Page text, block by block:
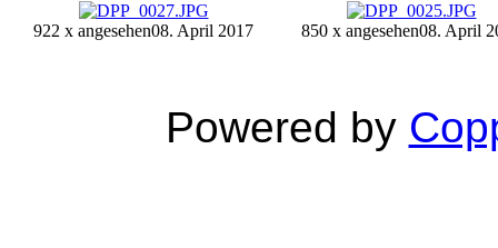
922 x angesehen08. April 2017 850 x angesehen08. April
Powered by